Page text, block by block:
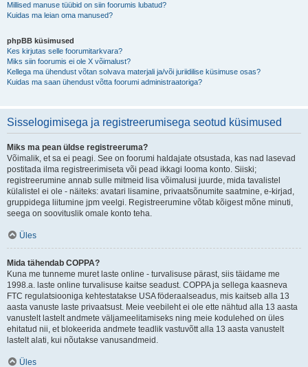
Millised manuse tüübid on siin foorumis lubatud?
Kuidas ma leian oma manused?
phpBB küsimused
Kes kirjutas selle foorumitarkvara?
Miks siin foorumis ei ole X võimalust?
Kellega ma ühendust võtan solvava materjali ja/või juriidilise küsimuse osas?
Kuidas ma saan ühendust võtta foorumi administraatoriga?
Sisselogimisega ja registreerumisega seotud küsimused
Miks ma pean üldse registreeruma?
Võimalik, et sa ei peagi. See on foorumi haldajate otsustada, kas nad lasevad
postitada ilma registreerimiseta või pead ikkagi looma konto. Siiski;
registreerumine annab sulle mitmeid lisa võimalusi juurde, mida tavalistel
külalistel ei ole - näiteks: avatari lisamine, privaatsõnumite saatmine, e-kirjad,
gruppidega liitumine jpm veelgi. Registreerumine võtab kõigest mõne minuti,
seega on soovituslik omale konto teha.
Üles
Mida tähendab COPPA?
Kuna me tunneme muret laste online - turvalisuse pärast, siis täidame me
1998.a. laste online turvalisuse kaitse seadust. COPPA ja sellega kaasneva
FTC regulatsiooniga kehtestatakse USA föderaalseadus, mis kaitseb alla 13
aasta vanuste laste privaatsust. Meie veebileht ei ole ette nähtud alla 13 aasta
vanustelt lastelt andmete väljameelitamiseks ning meie kodulehed on üles
ehitatud nii, et blokeerida andmete teadlik vastuvõtt alla 13 aasta vanustelt
lastelt alati, kui nõutakse vanusandmeid.
Üles